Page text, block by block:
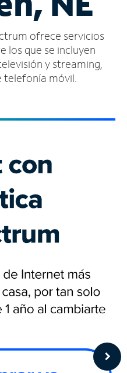
ofrece servicios
los que se incluyen
y streaming,
móvil.